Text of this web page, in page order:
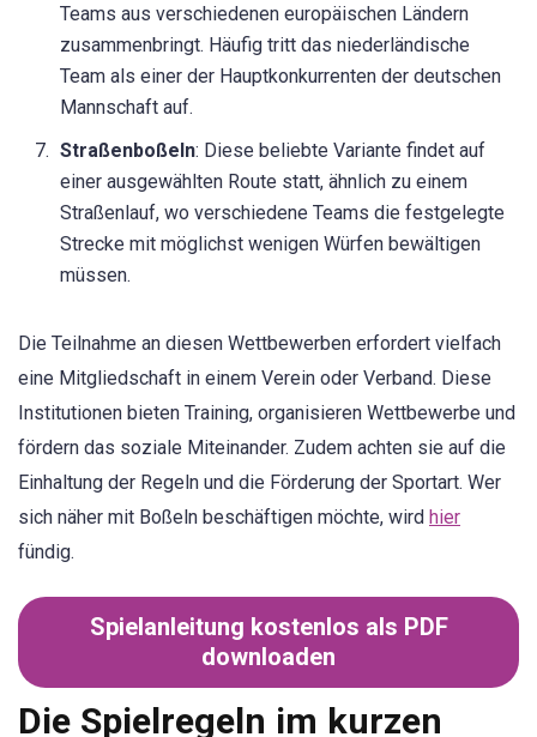
Teams aus verschiedenen europäischen Ländern
zusammenbringt. Häufig tritt das niederländische
Team als einer der Hauptkonkurrenten der deutschen
Mannschaft auf.
Straßenboßeln: Diese beliebte Variante findet auf
einer ausgewählten Route statt, ähnlich zu einem
Straßenlauf, wo verschiedene Teams die festgelegte
Strecke mit möglichst wenigen Würfen bewältigen
müssen.
Die Teilnahme an diesen Wettbewerben erfordert vielfach
eine Mitgliedschaft in einem Verein oder Verband. Diese
Institutionen bieten Training, organisieren Wettbewerbe und
fördern das soziale Miteinander. Zudem achten sie auf die
Einhaltung der Regeln und die Förderung der Sportart. Wer
sich näher mit Boßeln beschäftigen möchte, wird hier
fündig.
Spielanleitung kostenlos als PDF
downloaden
Die Spielregeln im kurzen